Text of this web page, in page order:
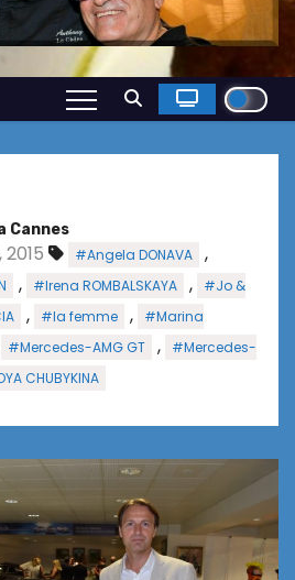
Cannes
#Angela DONAVA ,
, #Irena ROMBALSKAYA ,
#Jo &
, #la femme ,
#Marina
#Mercedes-AMG GT ,
#Mercedes-
CHUBYKINA